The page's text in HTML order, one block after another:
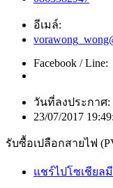
อีเมล์:
Facebook / Line:
วันที่ลงประกาศ:
23/07/2017
รับซื้อเปลือกสายไฟ
แชร์ไปโซเชียลมี